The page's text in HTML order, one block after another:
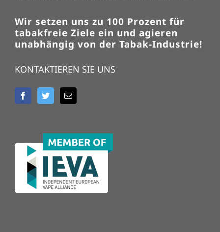
Wir setzen uns zu 100 Prozent für
tabakfreie Ziele ein und agieren
unabhängig von der Tabak-Industrie!
KONTAKTIEREN SIE UNS